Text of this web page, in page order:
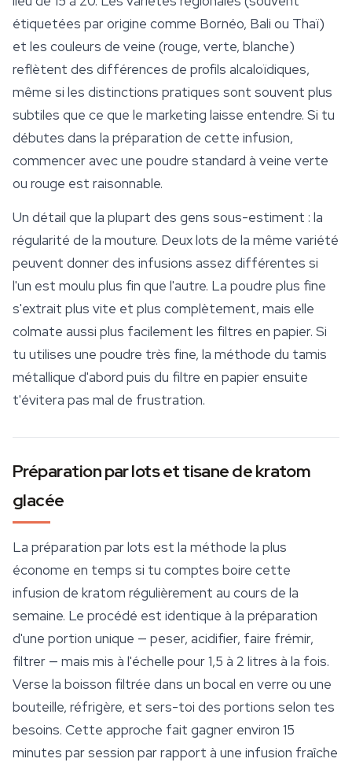
étiquetées par origine comme Bornéo, Bali ou Thaï)
et les couleurs de veine (rouge, verte, blanche)
reflètent des différences de profils alcaloïdiques,
même si les distinctions pratiques sont souvent plus
subtiles que ce que le marketing laisse entendre. Si tu
débutes dans la préparation de cette infusion,
commencer avec une poudre standard à veine verte
ou rouge est raisonnable.
Un détail que la plupart des gens sous-estiment : la
régularité de la mouture. Deux lots de la même variété
peuvent donner des infusions assez différentes si
l'un est moulu plus fin que l'autre. La poudre plus fine
s'extrait plus vite et plus complètement, mais elle
colmate aussi plus facilement les filtres en papier. Si
tu utilises une poudre très fine, la méthode du tamis
métallique d'abord puis du filtre en papier ensuite
t'évitera pas mal de frustration.
Préparation par lots et tisane de kratom
glacée
La préparation par lots est la méthode la plus
économe en temps si tu comptes boire cette
infusion de kratom régulièrement au cours de la
semaine. Le procédé est identique à la préparation
d'une portion unique — peser, acidifier, faire frémir,
filtrer — mais mis à l'échelle pour 1,5 à 2 litres à la fois.
Verse la boisson filtrée dans un bocal en verre ou une
bouteille, réfrigère, et sers-toi des portions selon tes
besoins. Cette approche fait gagner environ 15
minutes par session par rapport à une infusion fraîche